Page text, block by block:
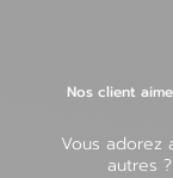
Nos client
Vous adorez
autres